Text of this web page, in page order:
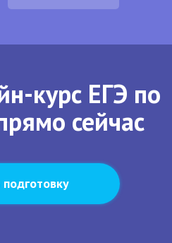
курс ЕГЭ по
сейчас